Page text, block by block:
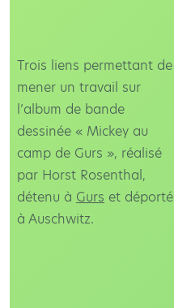
Trois liens permettant de
mener un travail sur
l’album de bande
dessinée « Mickey au
camp de Gurs », réalisé
par Horst Rosenthal,
détenu à Gurs et déporté
à Auschwitz.